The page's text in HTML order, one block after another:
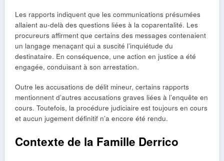
Les rapports indiquent que les communications présumées
allaient au-delà des questions liées à la coparentalité. Les
procureurs affirment que certains des messages contenaient
un langage menaçant qui a suscité l’inquiétude du
destinataire. En conséquence, une action en justice a été
engagée, conduisant à son arrestation.
Outre les accusations de délit mineur, certains rapports
mentionnent d’autres accusations graves liées à l’enquête en
cours. Toutefois, la procédure judiciaire est toujours en cours
et aucun jugement définitif n’a encore été rendu.
Contexte de la Famille Derrico